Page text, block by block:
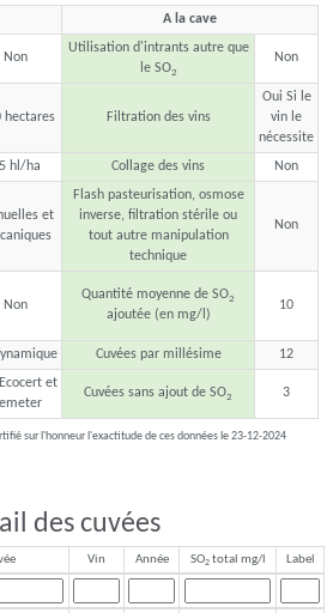
A la cave
Non
Utilisation d'intrants autre que
le SO2
Non
hectares Filtration des vins
Oui Si le
vin le
nécessite
hl/ha Collage des vins Non
et
Flash pasteurisation, osmose
inverse, filtration stérile ou
tout autre manipulation
technique
Non
Non
Quantité moyenne de SO2
ajoutée (en mg/l)
10
Cuvées par millésime 12
et
Cuvées sans ajout de SO2 3
sur l'honneur l'exactitude de ces données le 23-12-2024
des cuvées
Vin Année SO2total mg/l Label